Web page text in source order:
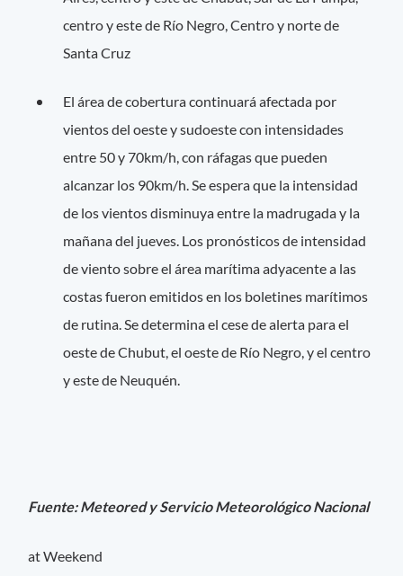
centro y este de Río Negro, Centro y norte de
Santa Cruz
El área de cobertura continuará afectada por
vientos del oeste y sudoeste con intensidades
entre 50 y 70km/h, con ráfagas que pueden
alcanzar los 90km/h. Se espera que la intensidad
de los vientos disminuya entre la madrugada y la
mañana del jueves. Los pronósticos de intensidad
de viento sobre el área marítima adyacente a las
costas fueron emitidos en los boletines marítimos
de rutina. Se determina el cese de alerta para el
oeste de Chubut, el oeste de Río Negro, y el centro
y este de Neuquén.
Fuente: Meteored y Servicio Meteorológico Nacional
at Weekend